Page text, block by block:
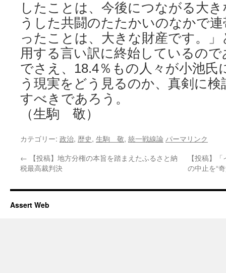
したことは、今後につながる大
うした共闘のたたかいのなかで
ったことは、大きな財産です。
用する言い訳に終始しているの
でさえ、18.4％もの人々が小池氏
う現実をどう見るのか、真剣に
すべきであろう。
（生駒 敬）
カテゴリー: 政治, 歴史, 生駒 敬, 統一戦線論 パーマリンク
← 【投稿】地方分権の本旨を踏まえたふるさと納
税最高裁判決
【投稿】
の中止を“
Assert Web